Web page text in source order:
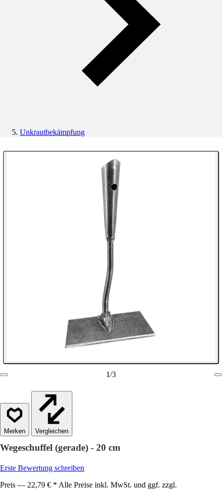
Unkrautbekämpfung
1/3
Vergleichen
Wegeschuffel (gerade) - 20 cm
Erste Bewertung schreiben
Preis — 22,79 € * Alle Preise inkl. MwSt. und ggf. zzgl.